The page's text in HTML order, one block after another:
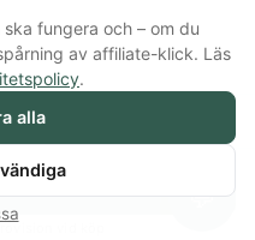
vid köp
559474-8914 · Bergendorffsgatan
annonslänkar till butiker.
provision från butiken.
💬
fungera och – om du
av affiliate-klick. Läs
.
alla